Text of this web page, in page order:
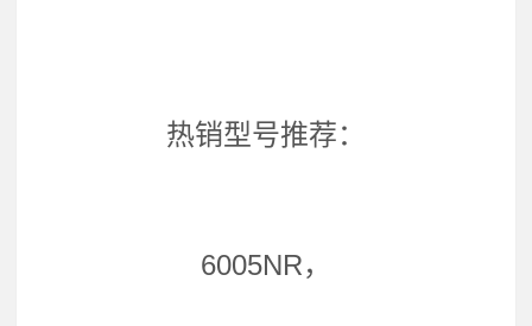
热销型号推荐：
6005NR，